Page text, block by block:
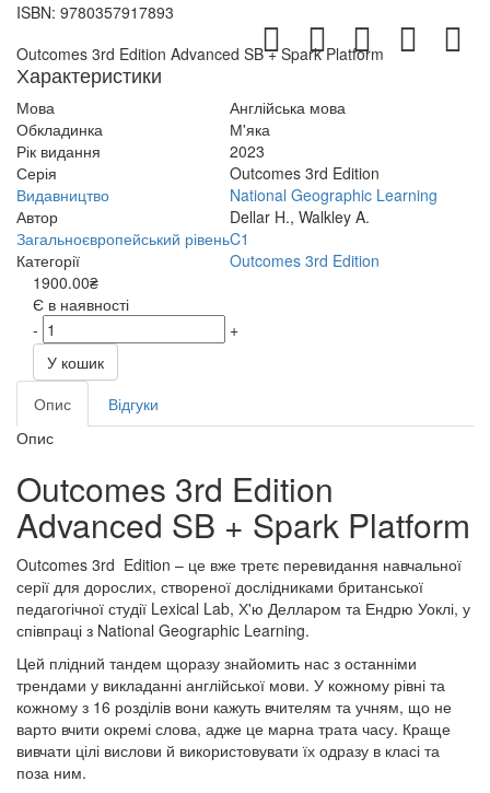
ISBN: 9780357917893
Outcomes 3rd Edition Advanced SB + Spark Platform
Характеристики
Мова
Англійська мова
Обкладинка
М'яка
Рік видання
2023
Серія
Outcomes 3rd Edition
Видавництво
National Geographic Learning
Автор
Dellar H., Walkley A.
Загальноєвропейський рівеньC1
Категорії
Outcomes 3rd Edition
1900.00₴
Є в наявності
-
+
У кошик
Опис
Відгуки
Опис
Outcomes 3rd Edition
Advanced SB + Spark Platform
Outcomes 3rd Edition – це вже третє перевидання навчальної
серії для дорослих, створеної дослідниками британської
педагогічної студії Lexical Lab, Х'ю Делларом та Ендрю Уоклі, у
співпраці з National Geographic Learning.
Цей плідний тандем щоразу знайомить нас з останніми
трендами у викладанні англійської мови. У кожному рівні та
кожному з 16 розділів вони кажуть вчителям та учням, що не
варто вчити окремі слова, адже це марна трата часу. Краще
вивчати цілі вислови й використовувати їх одразу в класі та
поза ним.